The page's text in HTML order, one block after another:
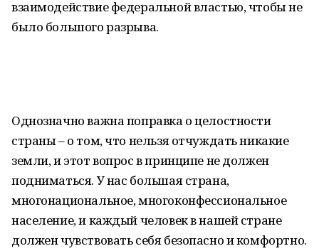
взаимодействие федеральной властью, чтобы не
было большого разрыва.
Однозначно важна поправка о целостности
страны – о том, что нельзя отчуждать никакие
земли, и этот вопрос в принципе не должен
подниматься. У нас большая страна,
многонациональное, многоконфессиональное
население, и каждый человек в нашей стране
должен чувствовать себя безопасно и комфортно.